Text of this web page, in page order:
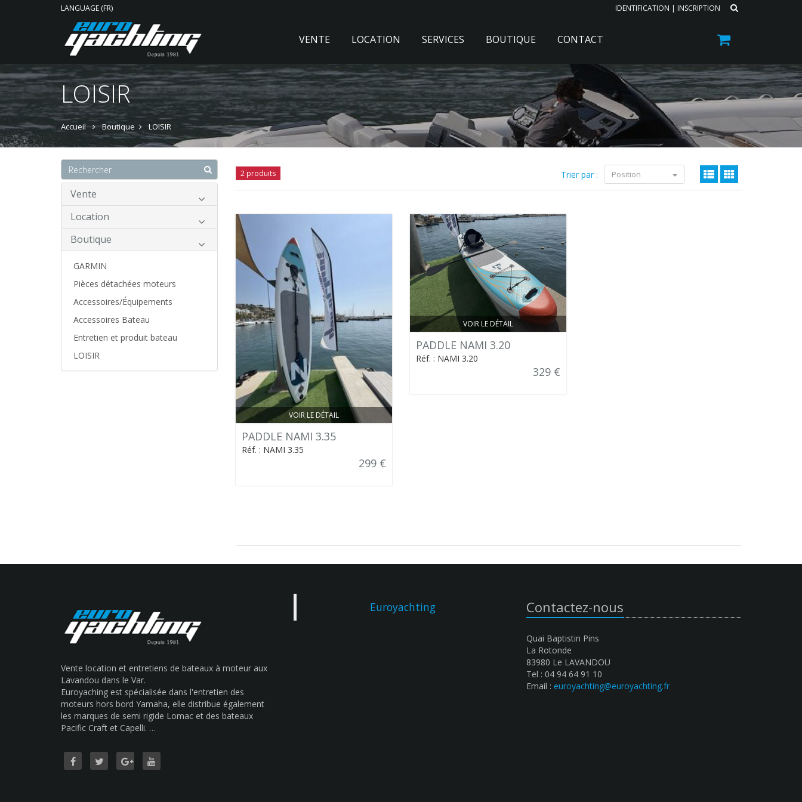
LANGUAGE (FR) IDENTIFICATION | INSCRIPTION
VENTE LOCATION SERVICES BOUTIQUE CONTACT
LOISIR
Accueil Boutique LOISIR
Vente
Location
Boutique
GARMIN
Pièces détachées moteurs
Accessoires/Équipements
Accessoires Bateau
Entretien et produit bateau
LOISIR
2 produits Trier par : Position
VOIR LE DÉTAIL
PADDLE NAMI 3.35
Réf. : NAMI 3.35
299 €
VOIR LE DÉTAIL
PADDLE NAMI 3.20
Réf. : NAMI 3.20
329 €
Vente location et entretiens de bateaux à moteur aux
Lavandou dans le Var.
Euroyaching est spécialisée dans l'entretien des
moteurs hors bord Yamaha, elle distribue également
les marques de semi rigide Lomac et des bateaux
Pacific Craft et Capelli. …
Euroyachting Contactez-nous
Quai Baptistin Pins
La Rotonde
83980 Le LAVANDOU
Tel : 04 94 64 91 10
Email : euroyachting@euroyachting.fr